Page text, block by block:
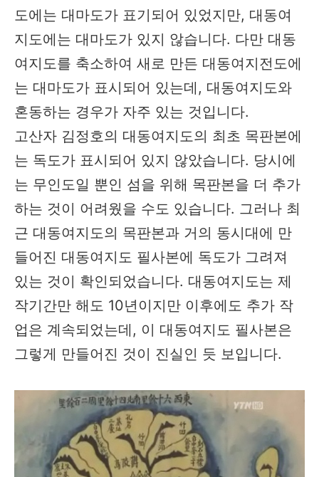
도에는 대마도가 표기되어 있었지만, 대동여
지도에는 대마도가 있지 않습니다. 다만 대동
여지도를 축소하여 새로 만든 대동여지전도에
는 대마도가 표시되어 있는데, 대동여지도와
혼동하는 경우가 자주 있는 것입니다.
고산자 김정호의 대동여지도의 최초 목판본에
는 독도가 표시되어 있지 않았습니다. 당시에
는 무인도일 뿐인 섬을 위해 목판본을 더 추가
하는 것이 어려웠을 수도 있습니다. 그러나 최
근 대동여지도의 목판본과 거의 동시대에 만
들어진 대동여지도 필사본에 독도가 그려져
있는 것이 확인되었습니다. 대동여지도는 제
작기간만 해도 10년이지만 이후에도 추가 작
업은 계속되었는데, 이 대동여지도 필사본은
그렇게 만들어진 것이 진실인 듯 보입니다.